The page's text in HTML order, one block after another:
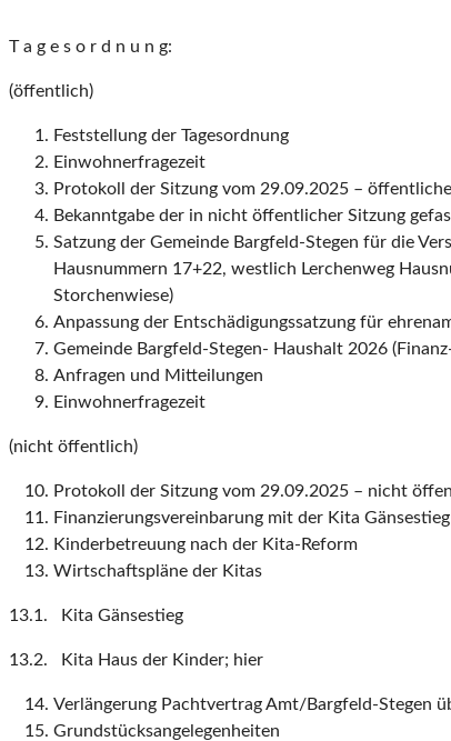
T a g e s o r d n u n g:
(öffentlich)
Feststellung der Tagesordnung
Einwohnerfragezeit
Protokoll der Sitzung vom 29.09.2025 –
Bekanntgabe der in nicht öffentlicher Sitzung
Satzung der Gemeinde Bargfeld-Stegen für die
Hausnummern 17+22, westlich Lerchenweg
Storchenwiese)
Anpassung der Entschädigungssatzung für
Gemeinde Bargfeld-Stegen- Haushalt 2026
Anfragen und Mitteilungen
Einwohnerfragezeit
(nicht öffentlich)
Protokoll der Sitzung vom 29.09.2025 – nicht
Finanzierungsvereinbarung mit der Kita Gänsestieg
Kinderbetreuung nach der Kita-Reform
Wirtschaftspläne der Kitas
13.1. Kita Gänsestieg
13.2. Kita Haus der Kinder; hier
Verlängerung Pachtvertrag Amt/Bargfeld-Stegen
Grundstücksangelegenheiten